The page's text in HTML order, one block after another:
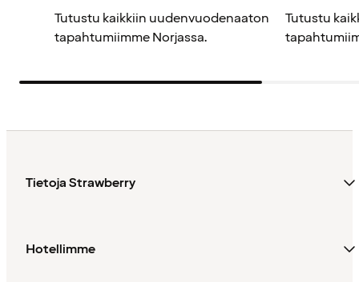
Tutustu kaikkiin uudenvuodenaaton
tapahtumiimme Norjassa.
Tutustu
Tietoja Strawberry
Hotellimme